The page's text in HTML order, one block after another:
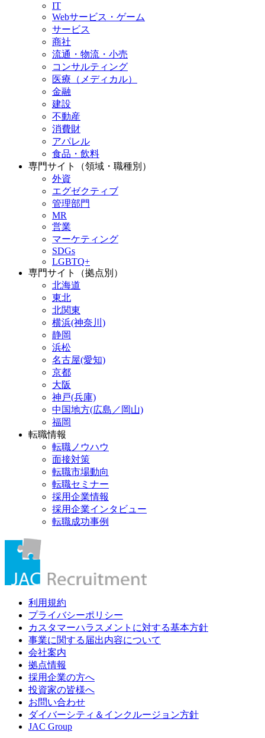
IT
Webサービス・ゲーム
サービス
商社
流通・物流・小売
コンサルティング
医療（メディカル）
金融
建設
不動産
消費財
アパレル
食品・飲料
専門サイト（領域・職種別）
外資
エグゼクティブ
管理部門
MR
営業
マーケティング
SDGs
LGBTQ+
専門サイト（拠点別）
北海道
東北
北関東
横浜(神奈川)
静岡
浜松
名古屋(愛知)
京都
大阪
神戸(兵庫)
中国地方(広島／岡山)
福岡
転職情報
転職ノウハウ
面接対策
転職市場動向
転職セミナー
採用企業情報
採用企業インタビュー
転職成功事例
利用規約
プライバシーポリシー
カスタマーハラスメントに対する基本方針
事業に関する届出内容について
会社案内
拠点情報
採用企業の方へ
投資家の皆様へ
お問い合わせ
ダイバーシティ＆インクルージョン方針
JAC Group